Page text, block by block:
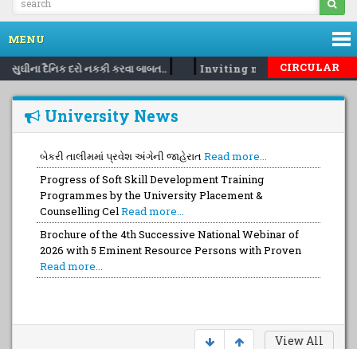
MENU
દૈનિક દરો નકકી કરવા બાબત..| | Inviting nomination for 5
CIRCULAR
University News
બેકરી તાલીમમાં પ્રવેશ અંગેની જાહેરાત Read more...
Progress of Soft Skill Development Training
Programmes by the University Placement &
Counselling CelRead more...
Brochure of the 4th Successive National Webinar of
2026 with 5 Eminent Resource Persons with Proven
Read more...
View All